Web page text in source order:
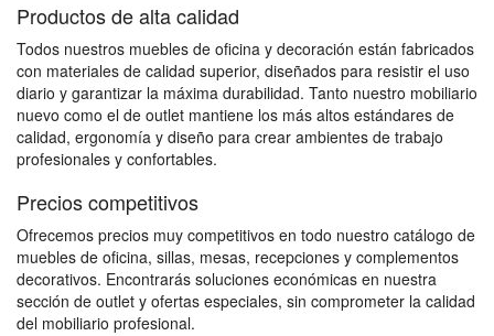
Productos de alta calidad
Todos nuestros muebles de oficina y decoración están fabricados
con materiales de calidad superior, diseñados para resistir el uso
diario y garantizar la máxima durabilidad. Tanto nuestro mobiliario
nuevo como el de outlet mantiene los más altos estándares de
calidad, ergonomía y diseño para crear ambientes de trabajo
profesionales y confortables.
Precios competitivos
Ofrecemos precios muy competitivos en todo nuestro catálogo de
muebles de oficina, sillas, mesas, recepciones y complementos
decorativos. Encontrarás soluciones económicas en nuestra
sección de outlet y ofertas especiales, sin comprometer la calidad
del mobiliario profesional.